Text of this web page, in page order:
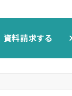
資料請求する